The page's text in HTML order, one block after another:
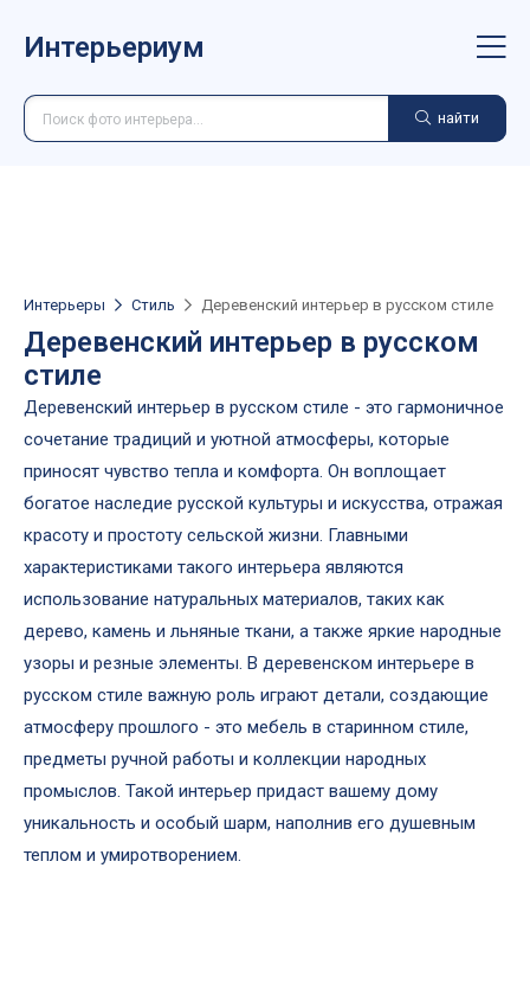
Интерьериум
найти
Интерьеры Стиль Деревенский интерьер в русском стиле
Деревенский интерьер в русском
стиле
Деревенский интерьер в русском стиле - это гармоничное
сочетание традиций и уютной атмосферы, которые
приносят чувство тепла и комфорта. Он воплощает
богатое наследие русской культуры и искусства, отражая
красоту и простоту сельской жизни. Главными
характеристиками такого интерьера являются
использование натуральных материалов, таких как
дерево, камень и льняные ткани, а также яркие народные
узоры и резные элементы. В деревенском интерьере в
русском стиле важную роль играют детали, создающие
атмосферу прошлого - это мебель в старинном стиле,
предметы ручной работы и коллекции народных
промыслов. Такой интерьер придаст вашему дому
уникальность и особый шарм, наполнив его душевным
теплом и умиротворением.